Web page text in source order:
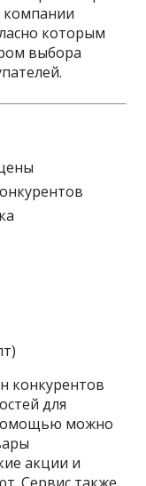
компании
которым
выбора
конкурентов
для
можно
акции и